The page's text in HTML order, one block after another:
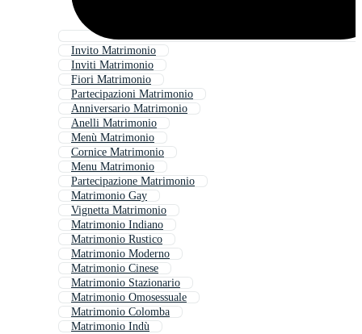
Invito Matrimonio
Inviti Matrimonio
Fiori Matrimonio
Partecipazioni Matrimonio
Anniversario Matrimonio
Anelli Matrimonio
Menù Matrimonio
Cornice Matrimonio
Menu Matrimonio
Partecipazione Matrimonio
Matrimonio Gay
Vignetta Matrimonio
Matrimonio Indiano
Matrimonio Rustico
Matrimonio Moderno
Matrimonio Cinese
Matrimonio Stazionario
Matrimonio Omosessuale
Matrimonio Colomba
Matrimonio Indù